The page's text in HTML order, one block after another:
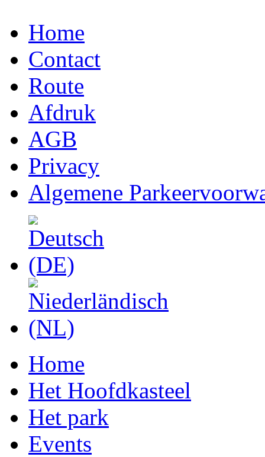
Home
Contact
Route
Afdruk
AGB
Privacy
Algemene
Home
Het Hoofdkasteel
Het park
Events